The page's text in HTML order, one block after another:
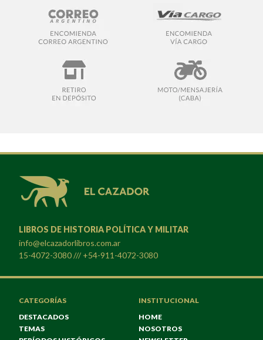
LIBROS DE HISTORIA POLÍTICA Y MILITAR
info@elcazadorlibros.com.ar
15-4072-3080 /// +54-911-4072-3080
CATEGORÍAS
DESTACADOS
TEMAS
INSTITUCIONAL
HOME
NOSOTROS